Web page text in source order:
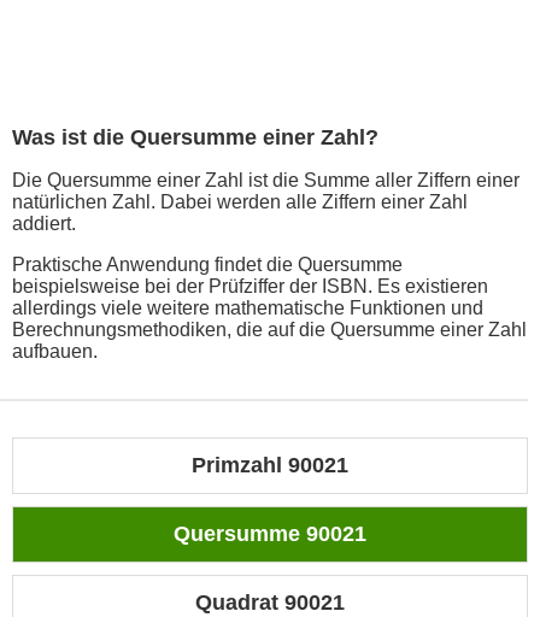
Was ist die Quersumme einer Zahl?
Die Quersumme einer Zahl ist die Summe aller Ziffern einer
natürlichen Zahl. Dabei werden alle Ziffern einer Zahl
addiert.
Praktische Anwendung findet die Quersumme
beispielsweise bei der Prüfziffer der ISBN. Es existieren
allerdings viele weitere mathematische Funktionen und
Berechnungsmethodiken, die auf die Quersumme einer Zahl
aufbauen.
Primzahl 90021
Quersumme 90021
Quadrat 90021